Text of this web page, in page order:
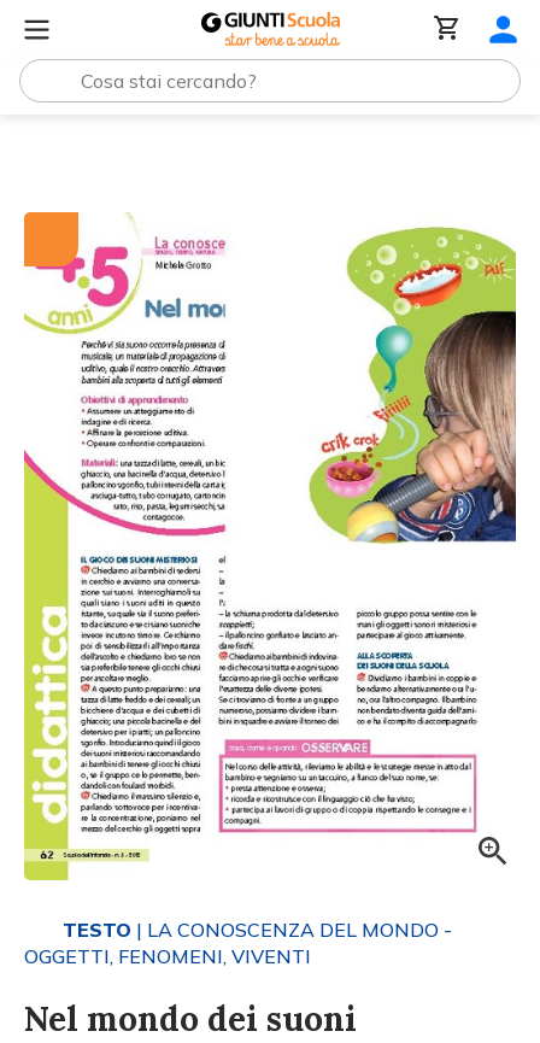
TESTO | LA CONOSCENZA DEL MONDO -
OGGETTI, FENOMENI, VIVENTI
Nel mondo dei suoni